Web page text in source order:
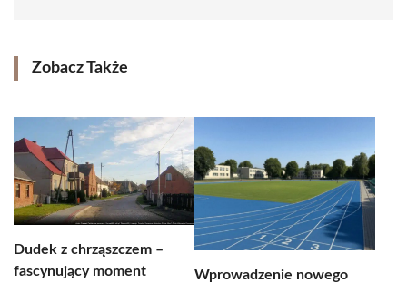
Zobacz Także
Dudek z chrząszczem –
fascynujący moment
Wprowadzenie nowego